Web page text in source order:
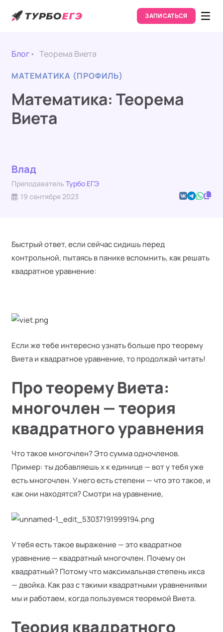
ЗАПИСАТЬСЯ
Блог
Теорема Виета
МАТЕМАТИКА (ПРОФИЛЬ)
Математика: Теорема
Виета
Влад
ПреподавательТурбо ЕГЭ
19 сентября 2023
Быстрый ответ, если сейчас сидишь перед
контрольной, пытаясь в панике вспомнить, как решать
квадратное уравнение:
Если же тебе интересно узнать больше про теорему
Виета и квадратное уравнение, то продолжай читать!
Про теорему Виета:
многочлен — теория
квадратного уравнения
Что такое многочлен? Это сумма одночленов.
Пример: ты добавляешь x к единице — вот у тебя уже
есть многочлен. У него есть степени — что это такое, и
как они находятся? Смотри на уравнение,
У тебя есть такое выражение — это квадратное
уравнение — квадратный многочлен. Почему он
квадратный? Потому что максимальная степень икса
— двойка. Как раз с такими квадратными уравнениями
мы и работаем, когда пользуемся теоремой Виета.
Теория квадратного